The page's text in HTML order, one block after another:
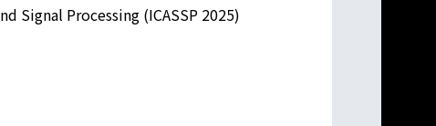
Signal Processing (ICASSP 2025)